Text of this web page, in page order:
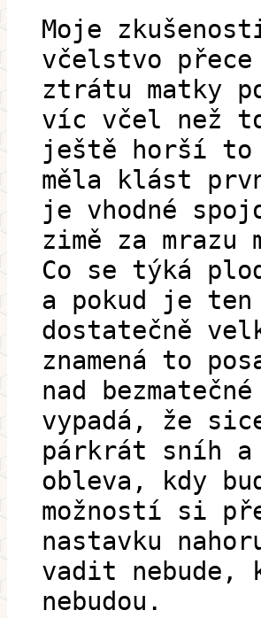
Moje
včelstvo
ztrátu matky
víc včel než
ještě horší to
měla klást
je vhodné
zimě za mrazu
Co se týká
a pokud je ten
dostatečně
znamená to
nad
vypadá, že
párkrát sníh a
obleva, kdy
možností si
nastavku
vadit nebude,
nebudou.